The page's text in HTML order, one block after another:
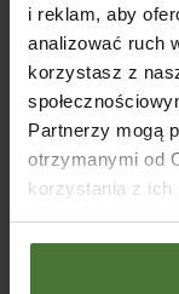
i reklam, aby
analizować ruch
korzystasz z
Partnerzy mogą
otrzymanymi od
korzystania z ich
Przekroje elementów:
Nazwa
Słupy w wersji
Krokwie